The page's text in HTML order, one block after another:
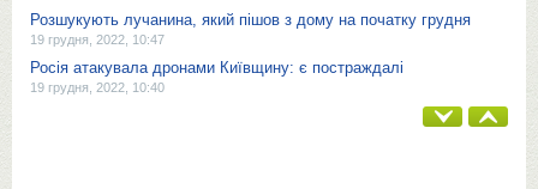
Розшукують лучанина, який пішов з дому на початку грудня
19 грудня, 2022, 10:47
Росія атакувала дронами Київщину: є постраждалі
19 грудня, 2022, 10:40